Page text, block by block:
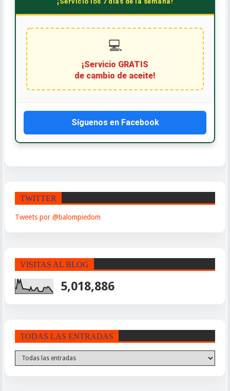
💻
¡Servicio GRATIS
de cambio de aceite!
Síguenos en Facebook
TWITTER
Tweets por @balompiedom
VISITAS AL BLOG
5,018,886
TODAS LAS ENTRADAS